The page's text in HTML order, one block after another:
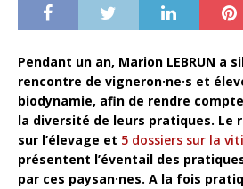
Pendant un an, Marion LEBRUN a
rencontre de vigneron·ne·s et
biodynamie, afin de rendre
la diversité de leurs pratiques. Le
sur l’élevage et 5 dossiers sur la
présentent l’éventail des
par ces paysan·nes. A la fois